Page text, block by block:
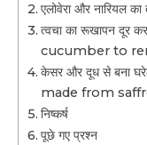
एलोवेरा और
त्वचा का रूखापन दूर
cucumber to
केसर और दूध से बना
made from
निष्कर्ष
पूछे गए प्रश्न